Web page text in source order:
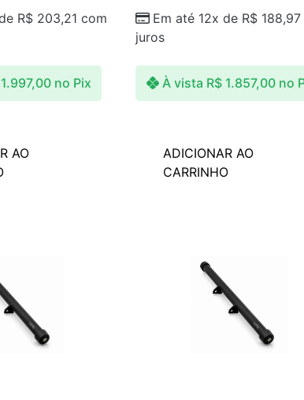
R$ 203,21 com
no Pix
AO
Em até 12x de R$ 188,97
juros
À vista R$1.857,00 no
ADICIONAR AO
CARRINHO